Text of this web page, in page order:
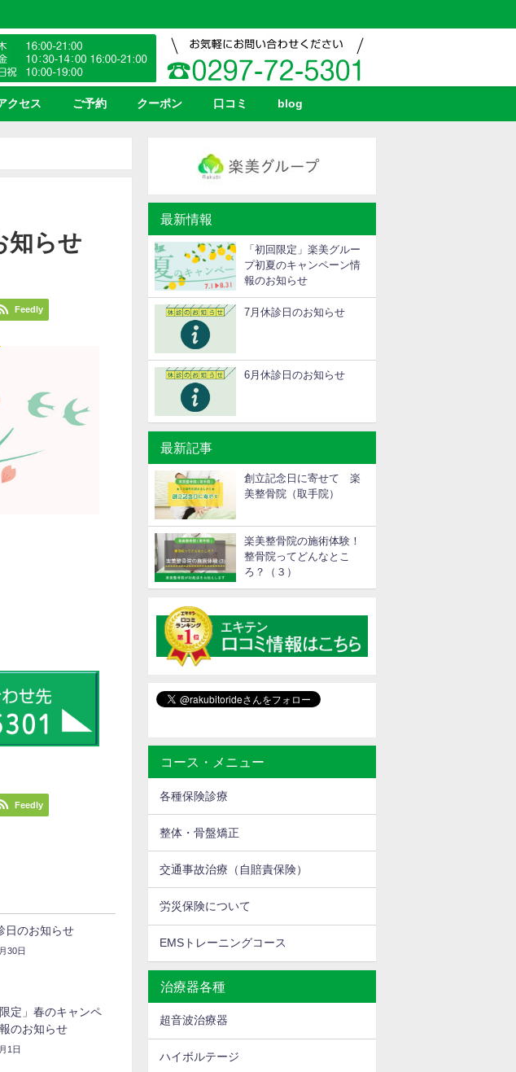
クセス ご予約 クーポン 口コミ blog
知らせ
Feedly
Feedly
日のお知らせ
30日
限定」春のキャンペ
のお知らせ
1日
最新情報
「初回限定」楽美グルー
プ初夏のキャンペーン情
報のお知らせ
7月休診日のお知らせ
6月休診日のお知らせ
最新記事
創立記念日に寄せて 楽
美整骨院（取手院）
楽美整骨院の施術体験！
整骨院ってどんなとこ
ろ？（３）
コース・メニュー
各種保険診療
整体・骨盤矯正
交通事故治療（自賠責保険）
労災保険について
EMSトレーニングコース
治療器各種
超音波治療器
ハイボルテージ